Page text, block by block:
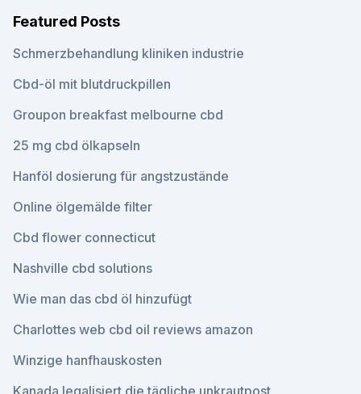
Featured Posts
Schmerzbehandlung kliniken industrie
Cbd-öl mit blutdruckpillen
Groupon breakfast melbourne cbd
25 mg cbd ölkapseln
Hanföl dosierung für angstzustände
Online ölgemälde filter
Cbd flower connecticut
Nashville cbd solutions
Wie man das cbd öl hinzufügt
Charlottes web cbd oil reviews amazon
Winzige hanfhauskosten
Kanada legalisiert die tägliche unkrautpost